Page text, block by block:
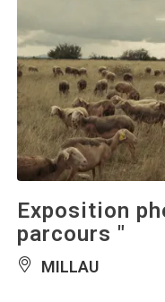
Exposition
parcours "
MILLAU